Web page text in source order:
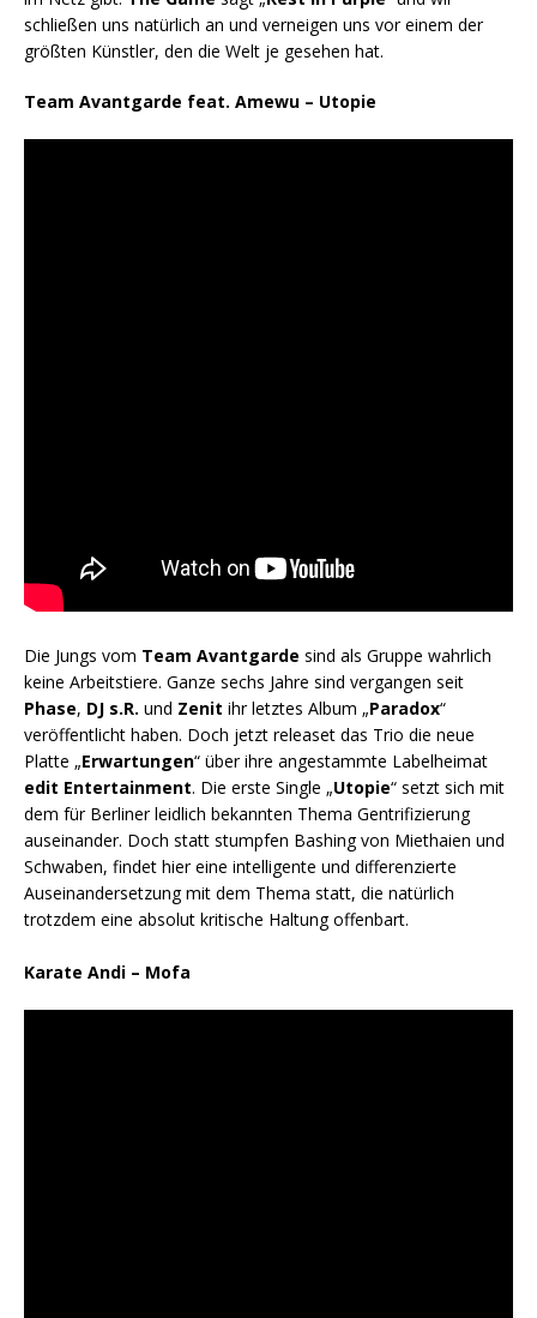
schließen uns natürlich an und verneigen uns vor einem der
größten Künstler, den die Welt je gesehen hat.
Team Avantgarde feat. Amewu – Utopie
Die Jungs vom Team Avantgarde sind als Gruppe wahrlich
keine Arbeitstiere. Ganze sechs Jahre sind vergangen seit
Phase, DJ s.R. und Zenit ihr letztes Album „Paradox“
veröffentlicht haben. Doch jetzt releaset das Trio die neue
Platte „Erwartungen“ über ihre angestammte Labelheimat
edit Entertainment. Die erste Single „Utopie“ setzt sich mit
dem für Berliner leidlich bekannten Thema Gentrifizierung
auseinander. Doch statt stumpfen Bashing von Miethaien und
Schwaben, findet hier eine intelligente und differenzierte
Auseinandersetzung mit dem Thema statt, die natürlich
trotzdem eine absolut kritische Haltung offenbart.
Karate Andi – Mofa